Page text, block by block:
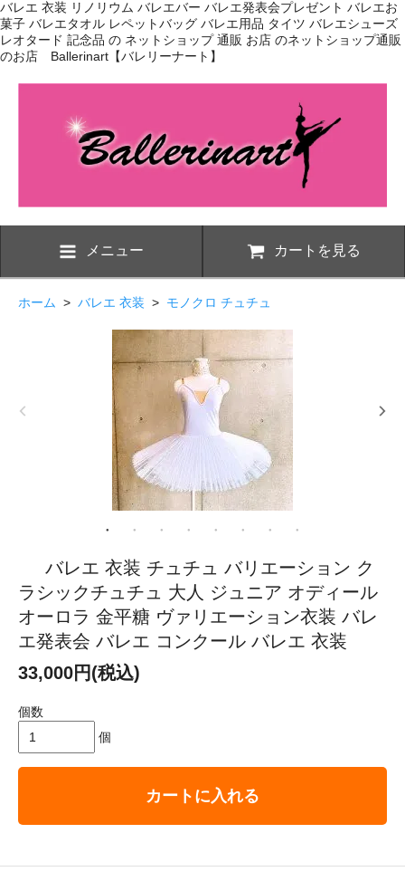
バレエ 衣装 リノリウム バレエバー バレエ発表会プレゼント バレエお
菓子 バレエタオル レペットバッグ バレエ用品 タイツ バレエシューズ
レオタード 記念品 の ネットショップ 通販 お店 のネットショップ通販
のお店 Ballerinart【バレリーナート】
メニュー カートを見る
ホーム > バレエ 衣装 > モノクロ チュチュ
バレエ 衣装 チュチュ バリエーション ク
ラシックチュチュ 大人 ジュニア オディール
オーロラ 金平糖 ヴァリエーション衣装 バレ
エ発表会 バレエ コンクール バレエ 衣装
33,000円(税込)
個数
個
カートに入れる